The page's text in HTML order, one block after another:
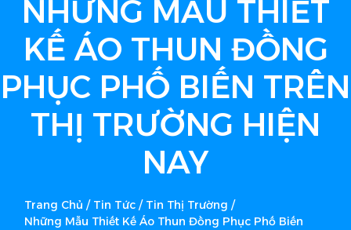
NHỮNG MẪU THIẾT
KẾ ÁO THUN ĐỒNG
PHỤC PHỐ BIẾN TRÊN
THỊ TRƯỜNG HIỆN
NAY
Trang Chủ / Tin Tức / Tin Thị Trường /
Những Mẫu Thiết Kế Áo Thun Đồng Phục Phố Biến